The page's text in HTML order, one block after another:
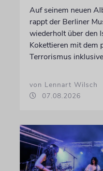
Auf seinem neuen
rappt der Berliner
wiederholt über den
Kokettieren mit dem
Terrorismus inklusive
von Lennart Wilsch
07.08.2026